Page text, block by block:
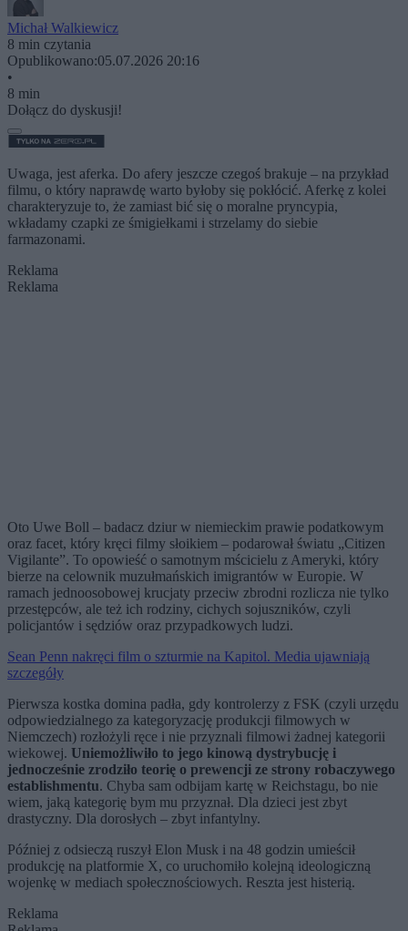
Michał Walkiewicz
8 min czytania
Opublikowano:05.07.2026 20:16
•
8 min
Dołącz do dyskusji!
Uwaga, jest aferka. Do afery jeszcze czegoś brakuje – na przykład
filmu, o który naprawdę warto byłoby się pokłócić. Aferkę z kolei
charakteryzuje to, że zamiast bić się o moralne pryncypia,
wkładamy czapki ze śmigiełkami i strzelamy do siebie
farmazonami.
Reklama
Reklama
Oto Uwe Boll – badacz dziur w niemieckim prawie podatkowym
oraz facet, który kręci filmy słoikiem – podarował światu „Citizen
Vigilante”. To opowieść o samotnym mścicielu z Ameryki, który
bierze na celownik muzułmańskich imigrantów w Europie. W
ramach jednoosobowej krucjaty przeciw zbrodni rozlicza nie tylko
przestępców, ale też ich rodziny, cichych sojuszników, czyli
policjantów i sędziów oraz przypadkowych ludzi.
Sean Penn nakręci film o szturmie na Kapitol. Media ujawniają
szczegóły
Pierwsza kostka domina padła, gdy kontrolerzy z FSK (czyli urzędu
odpowiedzialnego za kategoryzację produkcji filmowych w
Niemczech) rozłożyli ręce i nie przyznali filmowi żadnej kategorii
wiekowej. Uniemożliwiło to jego kinową dystrybucję i
jednocześnie zrodziło teorię o prewencji ze strony robaczywego
establishmentu. Chyba sam odbijam kartę w Reichstagu, bo nie
wiem, jaką kategorię bym mu przyznał. Dla dzieci jest zbyt
drastyczny. Dla dorosłych – zbyt infantylny.
Później z odsieczą ruszył Elon Musk i na 48 godzin umieścił
produkcję na platformie X, co uruchomiło kolejną ideologiczną
wojenkę w mediach społecznościowych. Reszta jest histerią.
Reklama